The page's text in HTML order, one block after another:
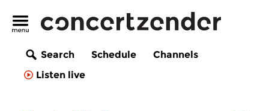
Search Schedule
Channels
Listen live